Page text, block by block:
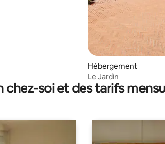
Hébergement
Le Jardin
chez-soi et des tarifs